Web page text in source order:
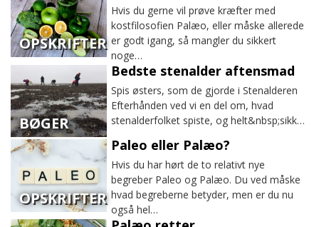
OPSKRIFTER
Hvis du gerne vil prøve kræfter med
kostfilosofien Palæo, eller måske allerede
er godt igang, så mangler du sikkert
noge…
BØGER
Bedste stenalder aftensmad
Spis østers, som de gjorde i Stenalderen
Efterhånden ved vi en del om, hvad
stenalderfolket spiste, og helt&nbsp;sikk…
OPSKRIFTER
Paleo eller Palæo?
Hvis du har hørt de to relativt nye
begreber Paleo og Palæo. Du ved måske
hvad begreberne betyder, men er du nu
også hel…